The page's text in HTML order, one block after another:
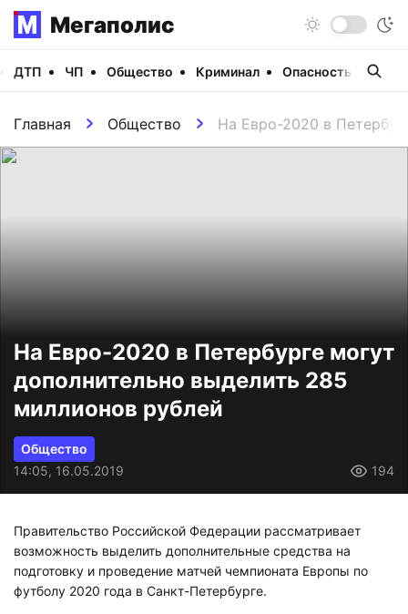
Мегаполис
ДТП ЧП Общество Криминал Опасность
Главная Общество На Евро-2020 в
На Евро-2020 в Петербурге могут
дополнительно выделить 285
миллионов рублей
Общество
14:05, 16.05.2019
194
Правительство Российской Федерации рассматривает
возможность выделить дополнительные средства на
подготовку и проведение матчей чемпионата Европы по
футболу 2020 года в Санкт-Петербурге.